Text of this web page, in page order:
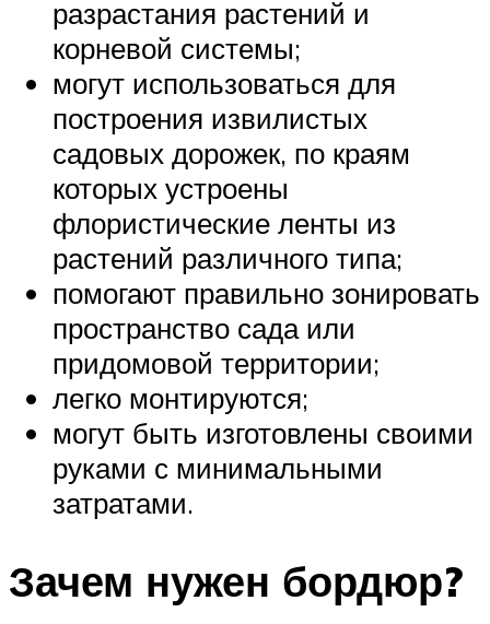
разрастания растений и
корневой системы;
могут использоваться для
построения извилистых
садовых дорожек, по краям
которых устроены
флористические ленты из
растений различного типа;
помогают правильно зонировать
пространство сада или
придомовой территории;
легко монтируются;
могут быть изготовлены своими
руками с минимальными
затратами.
Зачем нужен бордюр?